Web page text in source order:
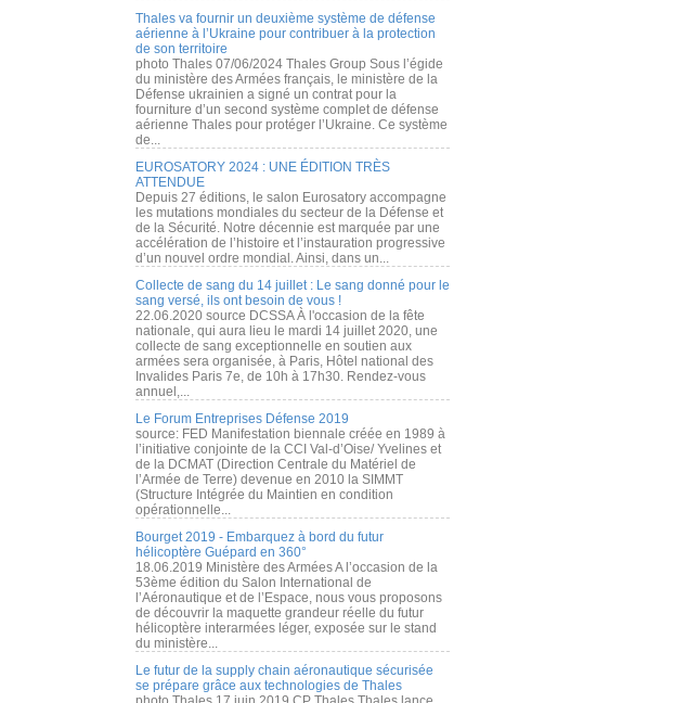
Thales va fournir un deuxième système de défense
aérienne à l’Ukraine pour contribuer à la protection
de son territoire
photo Thales 07/06/2024 Thales Group Sous l’égide
du ministère des Armées français, le ministère de la
Défense ukrainien a signé un contrat pour la
fourniture d’un second système complet de défense
aérienne Thales pour protéger l’Ukraine. Ce système
de...
EUROSATORY 2024 : UNE ÉDITION TRÈS
ATTENDUE
Depuis 27 éditions, le salon Eurosatory accompagne
les mutations mondiales du secteur de la Défense et
de la Sécurité. Notre décennie est marquée par une
accélération de l’histoire et l’instauration progressive
d’un nouvel ordre mondial. Ainsi, dans un...
Collecte de sang du 14 juillet : Le sang donné pour le
sang versé, ils ont besoin de vous !
22.06.2020 source DCSSA À l'occasion de la fête
nationale, qui aura lieu le mardi 14 juillet 2020, une
collecte de sang exceptionnelle en soutien aux
armées sera organisée, à Paris, Hôtel national des
Invalides Paris 7e, de 10h à 17h30. Rendez-vous
annuel,...
Le Forum Entreprises Défense 2019
source: FED Manifestation biennale créée en 1989 à
l’initiative conjointe de la CCI Val-d’Oise/ Yvelines et
de la DCMAT (Direction Centrale du Matériel de
l’Armée de Terre) devenue en 2010 la SIMMT
(Structure Intégrée du Maintien en condition
opérationnelle...
Bourget 2019 - Embarquez à bord du futur
hélicoptère Guépard en 360°
18.06.2019 Ministère des Armées A l’occasion de la
53ème édition du Salon International de
l’Aéronautique et de l’Espace, nous vous proposons
de découvrir la maquette grandeur réelle du futur
hélicoptère interarmées léger, exposée sur le stand
du ministère...
Le futur de la supply chain aéronautique sécurisée
se prépare grâce aux technologies de Thales